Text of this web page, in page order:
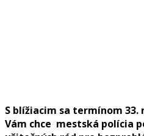
S blížiacim sa termínom 33.
Vám chce mestská polícia